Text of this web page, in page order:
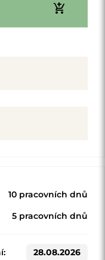
add_shopping_cart
10 pracovních dnů
5 pracovních dnů
28.08.2026